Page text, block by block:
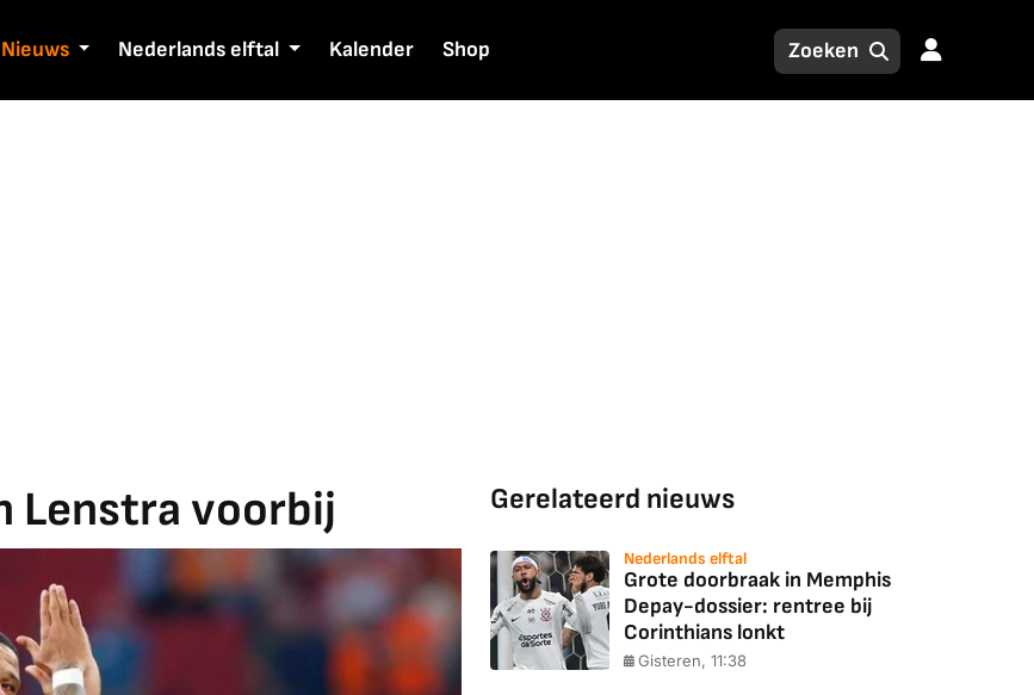
Nieuws Nederlands elftal Kalender Shop
Lenstra voorbij Gerelateerd nieuws
Nederlands elftal
Grote doorbraak in Memphis
Depay-dossier: rentree bij
Corinthians lonkt
Gisteren, 11:38